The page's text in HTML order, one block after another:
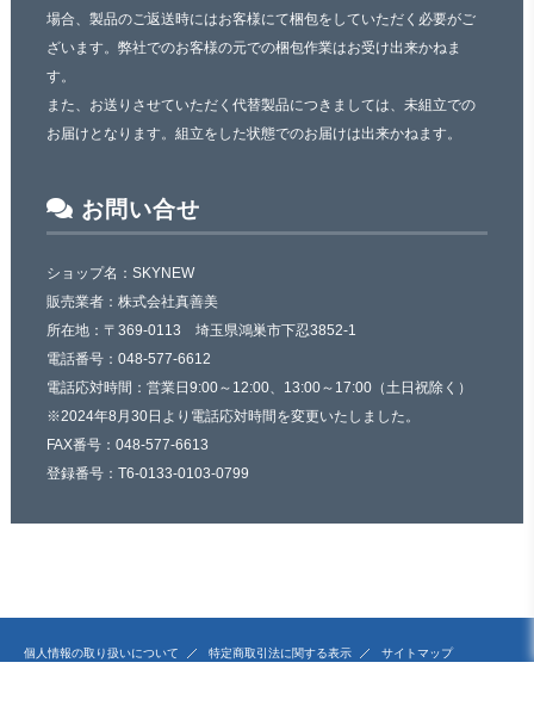
場合、製品のご返送時にはお客様にて梱包をしていただく必要がご
ざいます。弊社でのお客様の元での梱包作業はお受け出来かねま
す。
また、お送りさせていただく代替製品につきましては、未組立での
お届けとなります。組立をした状態でのお届けは出来かねます。
お問い合せ
ショップ名：SKYNEW
販売業者：株式会社真善美
所在地：〒369-0113 埼玉県鴻巣市下忍3852-1
電話番号：048-577-6612
電話応対時間：営業日9:00～12:00、13:00～17:00（土日祝除く）
※2024年8月30日より電話応対時間を変更いたしました。
FAX番号：048-577-6613
登録番号：T6-0133-0103-0799
個人情報の取り扱いについて 特定商取引法に関する表示 サイトマップ